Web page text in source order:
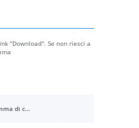
"Download". Se non riesci a
Somma di controllo